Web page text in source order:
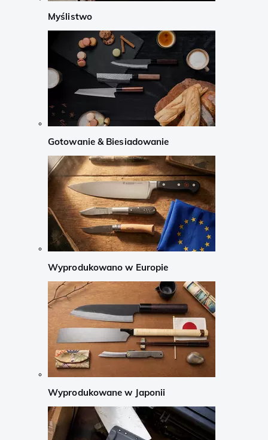
Myślistwo
Gotowanie & Biesiadowanie
Wyprodukowano w Europie
Wyprodukowane w Japonii